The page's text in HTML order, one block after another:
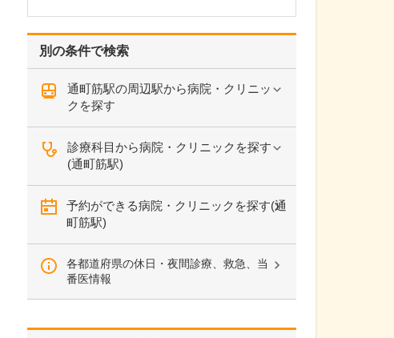
別の条件で検索
通町筋駅の周辺駅から病院・クリニッ
クを探す
診療科目から病院・クリニックを探す
(通町筋駅)
予約ができる病院・クリニックを探す(通
町筋駅)
各都道府県の休日・夜間診療、救急、当
番医情報